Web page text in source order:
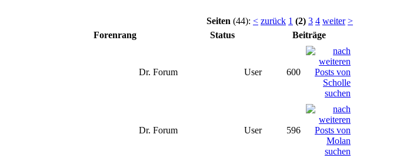
Seiten (44): < zurück 1 (2) 3 4 weiter >
Forenrang Status Beiträge
Dr. Forum User 600
Dr. Forum User 596